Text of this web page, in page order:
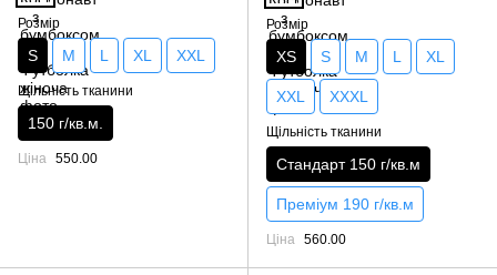
Розмір
S M L XL XXL
Щільність тканини
150 г/кв.м.
Ціна 550.00
Розмір
XS S M L XL
XXL XXXL
Щільність тканини
Стандарт 150 г/кв.м
Преміум 190 г/кв.м
Ціна 560.00